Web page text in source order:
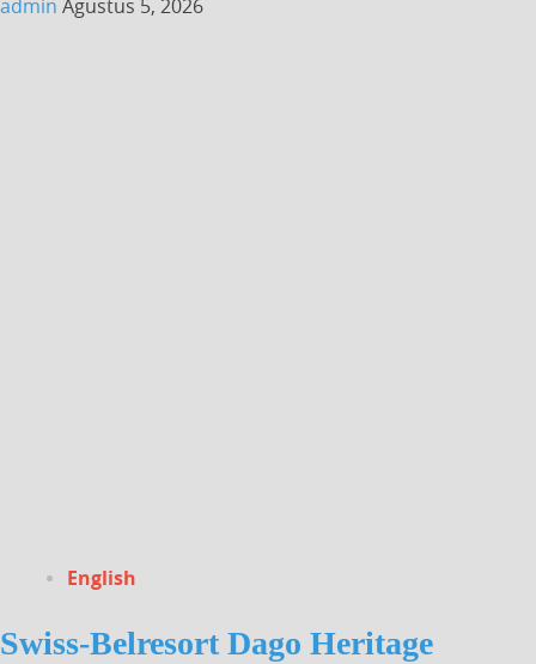
admin Agustus 5, 2026
English
Swiss-Belresort Dago Heritage